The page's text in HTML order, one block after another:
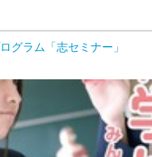
グラム「志セミナー」